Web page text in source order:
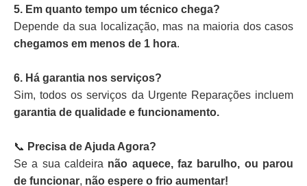
5. Em quanto tempo um técnico chega?
Depende da sua localização, mas na maioria dos casos
chegamos em menos de 1 hora.
6. Há garantia nos serviços?
Sim, todos os serviços da Urgente Reparações incluem
garantia de qualidade e funcionamento.
📞 Precisa de Ajuda Agora?
Se a sua caldeira não aquece, faz barulho, ou parou
de funcionar, não espere o frio aumentar!